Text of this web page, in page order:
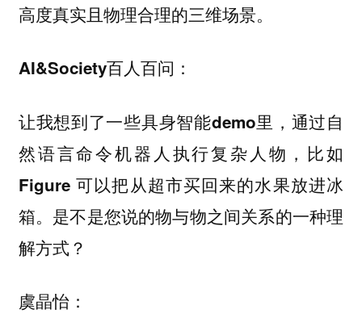
高度真实且物理合理的三维场景。
AI&Society百人百问：
让我想到了一些具身智能demo里，通过自
然语言命令机器人执行复杂人物，比如
Figure 可以把从超市买回来的水果放进冰
箱。是不是您说的物与物之间关系的一种理
解方式？
虞晶怡：